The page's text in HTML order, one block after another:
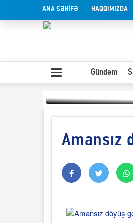
ANA SƏHİFƏ HAQQIMIZDA
Gündəm
Yaxın Şərqdəki
müharibənin qısa
Amansız